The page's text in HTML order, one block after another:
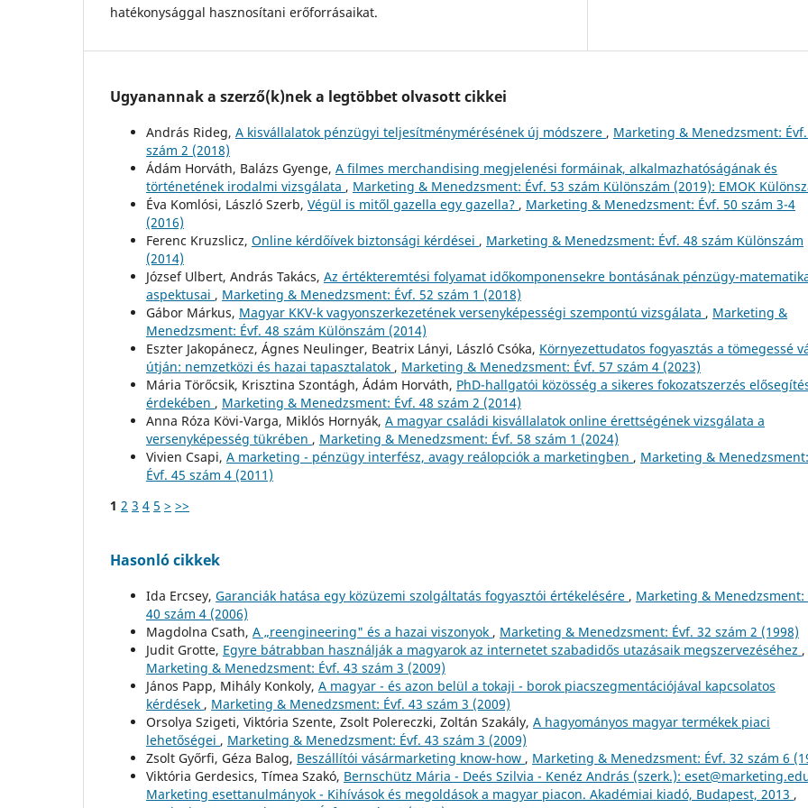
hatékonysággal hasznosítani erőforrásaikat.
Ugyanannak a szerző(k)nek a legtöbbet olvasott cikkei
András Rideg, A kisvállalatok pénzügyi teljesítménymérésének új módszere , Marketing & Menedzsment:
szám 2 (2018)
Ádám Horváth, Balázs Gyenge, A filmes merchandising megjelenési formáinak, alkalmazhatóságának és
történetének irodalmi vizsgálata , Marketing & Menedzsment: Évf. 53 szám Különszám (2019): EMOK
Éva Komlósi, László Szerb, Végül is mitől gazella egy gazella? , Marketing & Menedzsment: Évf. 50 szám 3-4
(2016)
Ferenc Kruzslicz, Online kérdőívek biztonsági kérdései , Marketing & Menedzsment: Évf. 48 szám Különszám
(2014)
József Ulbert, András Takács, Az értékteremtési folyamat időkomponensekre bontásának pénzügy-
aspektusai , Marketing & Menedzsment: Évf. 52 szám 1 (2018)
Gábor Márkus, Magyar KKV-k vagyonszerkezetének versenyképességi szempontú vizsgálata , Marketing &
Menedzsment: Évf. 48 szám Különszám (2014)
Eszter Jakopánecz, Ágnes Neulinger, Beatrix Lányi, László Csóka, Környezettudatos fogyasztás a tömegessé
útján: nemzetközi és hazai tapasztalatok , Marketing & Menedzsment: Évf. 57 szám 4 (2023)
Mária Törőcsik, Krisztina Szontágh, Ádám Horváth, PhD-hallgatói közösség a sikeres fokozatszerzés
érdekében , Marketing & Menedzsment: Évf. 48 szám 2 (2014)
Anna Róza Kövi-Varga, Miklós Hornyák, A magyar családi kisvállalatok online érettségének vizsgálata a
versenyképesség tükrében , Marketing & Menedzsment: Évf. 58 szám 1 (2024)
Vivien Csapi, A marketing - pénzügy interfész, avagy reálopciók a marketingben , Marketing & Menedzsment:
Évf. 45 szám 4 (2011)
1 2 3 4 5 > >>
Hasonló cikkek
Ida Ercsey, Garanciák hatása egy közüzemi szolgáltatás fogyasztói értékelésére , Marketing & Menedzsment:
40 szám 4 (2006)
Magdolna Csath, A „reengineering" és a hazai viszonyok , Marketing & Menedzsment: Évf. 32 szám 2 (1998)
Judit Grotte, Egyre bátrabban használják a magyarok az internetet szabadidős utazásaik megszervezéséhez ,
Marketing & Menedzsment: Évf. 43 szám 3 (2009)
János Papp, Mihály Konkoly, A magyar - és azon belül a tokaji - borok piacszegmentációjával kapcsolatos
kérdések , Marketing & Menedzsment: Évf. 43 szám 3 (2009)
Orsolya Szigeti, Viktória Szente, Zsolt Polereczki, Zoltán Szakály, A hagyományos magyar termékek piaci
lehetőségei , Marketing & Menedzsment: Évf. 43 szám 3 (2009)
Zsolt Győrfi, Géza Balog, Beszállítói vásármarketing know-how , Marketing & Menedzsment: Évf. 32 szám 6
Viktória Gerdesics, Tímea Szakó, Bernschütz Mária - Deés Szilvia - Kenéz András (szerk.):
Marketing esettanulmányok - Kihívások és megoldások a magyar piacon. Akadémiai kiadó, Budapest, 2013 ,